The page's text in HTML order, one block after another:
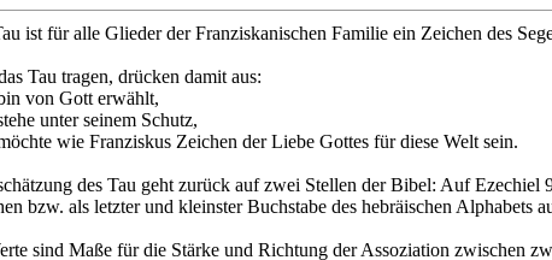
ist für alle Glieder der Franziskanischen Familie ein Zeichen des
Tau tragen, drücken damit aus:
von Gott erwählt,
unter seinem Schutz,
wie Franziskus Zeichen der Liebe Gottes für diese Welt sein.
des Tau geht zurück auf zwei Stellen der Bibel: Auf Ezechiel
bzw. als letzter und kleinster Buchstabe des hebräischen
sind Maße für die Stärke und Richtung der Assoziation zwischen